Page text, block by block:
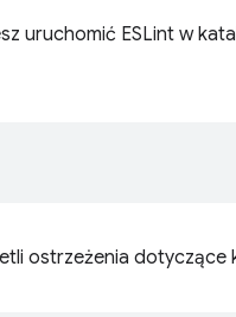
uruchomić ESLint w
ostrzeżenia